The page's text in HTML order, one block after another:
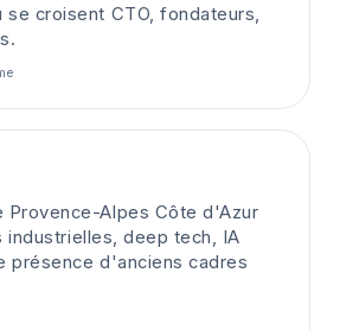
se croisent CTO, fondateurs,
Provence-Alpes Côte d'Azur
industrielles, deep tech, IA
présence d'anciens cadres